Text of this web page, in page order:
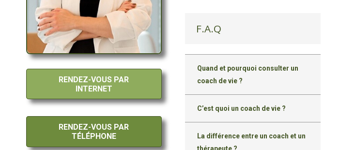
RENDEZ-VOUS PAR
INTERNET
RENDEZ-VOUS PAR
TÉLÉPHONE
F.A.Q
Quand et pourquoi consulter un
coach de vie ?
C’est quoi un coach de vie ?
La différence entre un coach et un